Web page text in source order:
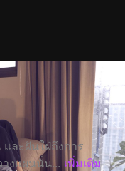
ละฝันใฝ่ถึงการ
งแผนนั่น... เพิ่มเติม